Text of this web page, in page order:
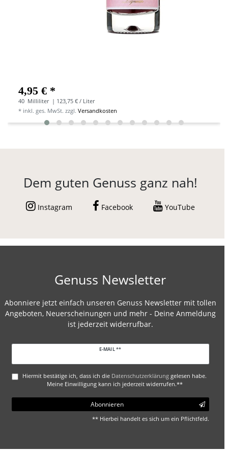
4,95 € *
40 Milliliter | 123,75 € / Liter
* inkl. ges. MwSt. zzgl.Versandkosten
Dem guten Genuss ganz nah!
Instagram Facebook YouTube
Genuss Newsletter
Abonniere jetzt einfach unseren Genuss Newsletter mit tollen
Angeboten, Neuerscheinungen und mehr - Deine Anmeldung
ist jederzeit widerrufbar.
E-MAIL **
Hiermit bestätige ich, dass ich die Daten­schutz­erklärung gelesen habe.
Meine Einwilligung kann ich jederzeit widerrufen.**
Abonnieren
** Hierbei handelt es sich um ein Pflichtfeld.